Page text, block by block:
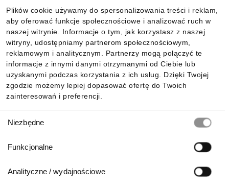
Plików cookie używamy do spersonalizowania treści i reklam,
aby oferować funkcje społecznościowe i analizować ruch w
naszej witrynie. Informacje o tym, jak korzystasz z naszej
witryny, udostępniamy partnerom społecznościowym,
reklamowym i analitycznym. Partnerzy mogą połączyć te
informacje z innymi danymi otrzymanymi od Ciebie lub
uzyskanymi podczas korzystania z ich usług. Dzięki Twojej
zgodzie możemy lepiej dopasować ofertę do Twoich
zainteresowań i preferencji.
zgody
Niezbędne
Funkcjonalne
Analityczne / wydajnościowe
Informacje
Pobierz naszą aplikację mobilną: